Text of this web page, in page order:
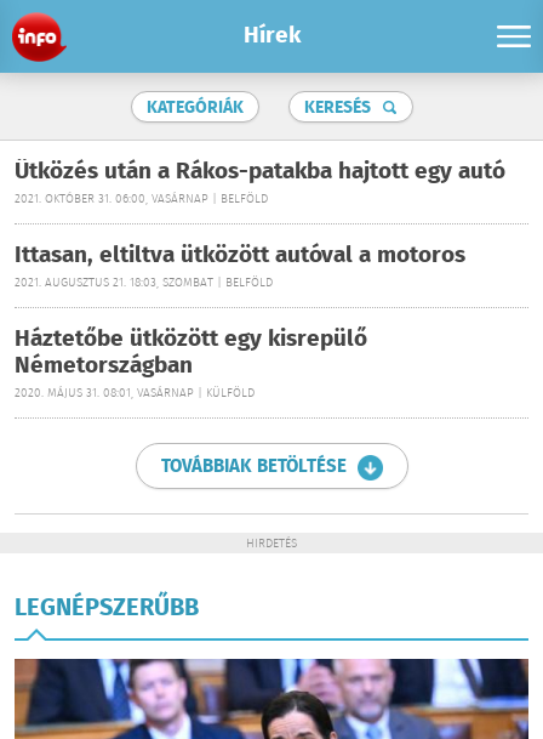
Hírek
KATEGÓRIÁK KERESÉS
Ütközés után a Rákos-patakba hajtott egy autó
2021. OKTÓBER 31. 06:00, VASÁRNAP | BELFÖLD
Ittasan, eltiltva ütközött autóval a motoros
2021. AUGUSZTUS 21. 18:03, SZOMBAT | BELFÖLD
Háztetőbe ütközött egy kisrepülő
Németországban
2020. MÁJUS 31. 08:01, VASÁRNAP | KÜLFÖLD
TOVÁBBIAK BETÖLTÉSE
HIRDETÉS
LEGNÉPSZERŰBB